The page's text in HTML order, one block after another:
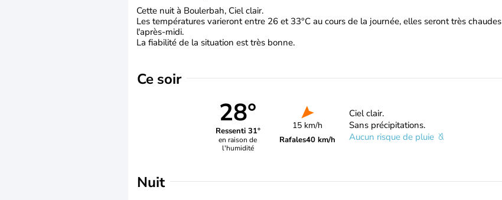
Cette nuit à Boulerbah, Ciel clair.
Les températures varieront entre 26 et 33°C au cours de la journée, elles seront très chaudes
l'après-midi.
La fiabilité de la situation est très bonne.
Ce soir
28°
Ressenti 31°
en raison de
l'humidité
15 km/h
Rafales40 km/h
Ciel clair.
Sans précipitations.
Aucun risque de pluie
Nuit